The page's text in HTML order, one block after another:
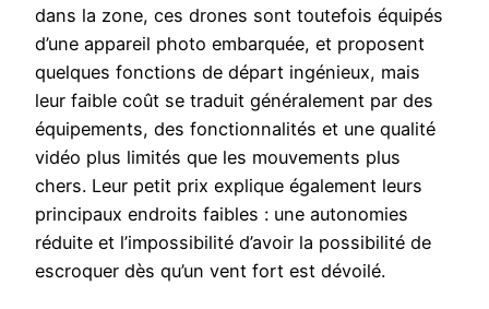
dans la zone, ces drones sont toutefois équipés
d’une appareil photo embarquée, et proposent
quelques fonctions de départ ingénieux, mais
leur faible coût se traduit généralement par des
équipements, des fonctionnalités et une qualité
vidéo plus limités que les mouvements plus
chers. Leur petit prix explique également leurs
principaux endroits faibles : une autonomies
réduite et l’impossibilité d’avoir la possibilité de
escroquer dès qu’un vent fort est dévoilé.